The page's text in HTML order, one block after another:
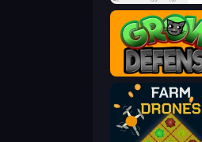
Grow Defense